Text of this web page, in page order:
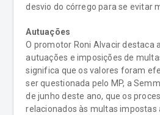
desvio do córrego para se evitar
Autuações
O promotor Roni Alvacir destaca
autuações e imposições de
significa que os valores foram
ser questionada pelo MP, a
de junho deste ano, que os
relacionados às multas impostas